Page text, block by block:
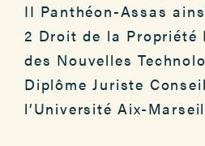
II Panthéon-Assas
2 Droit de la Propriété
des Nouvelles
Diplôme Juriste
l’Université Aix-